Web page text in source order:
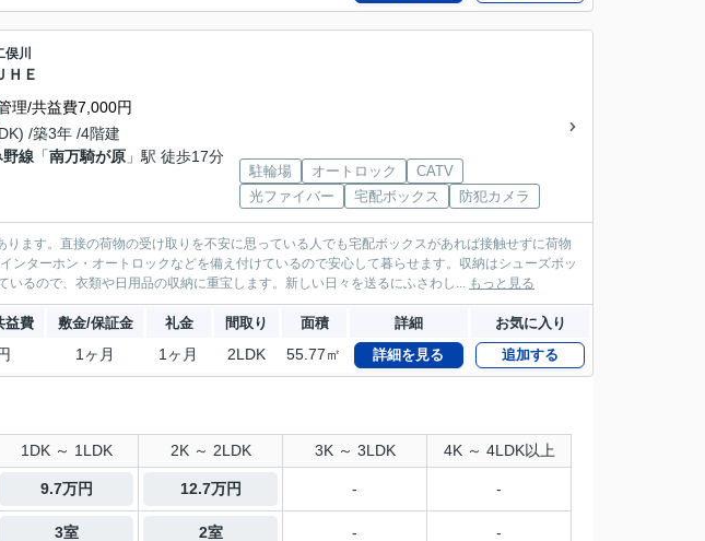
俣川
ＨＥ
理/共益費7,000円
/築3年 /4階建
野線 「南万騎が原 」駅 徒歩17分
駐輪場 オートロック
CATV
光ファイバー
宅配ボックス 防犯カメラ
ます。直接の荷物の受け取りを不安に思っている人でも宅配ボックスがあれば接触せずに荷物
ンターホン・オートロックなどを備え付けているので安心して暮らせます。収納はシューズボッ
いるので、衣類や日用品の収納に重宝します。新しい日々を送るにふさわし... もっと見る
益費 敷金/保証金 礼金 間取り 面積 詳細 お気に入り
1ヶ月 1ヶ月 2LDK 55.77㎡ 詳細を見る 追加する
1DK ～ 1LDK 2K ～ 2LDK 3K ～ 3LDK 4K ～ 4LDK以上
9.7万円 12.7万円 - -
3室 2室 - -